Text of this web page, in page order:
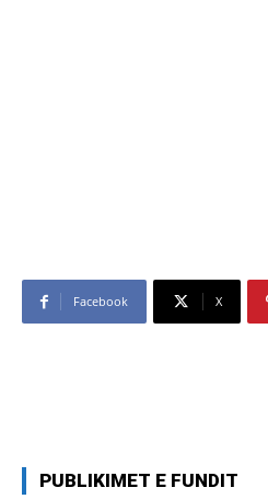
Facebook X
PUBLIKIMET E FUNDIT